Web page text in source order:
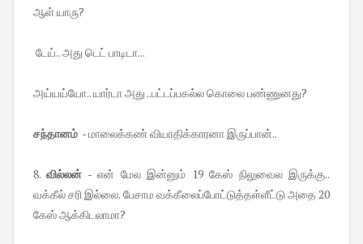
ஆள் யாரு?
டேய்.. அது டெட் பாடிடா...
அய்யய்யோ.. யார்டா அது ..பட்டப்பகல்ல கொலை பண்ணுனது?
சந்தானம் - மாலைக்கண் வியாதிக்காரனா இருப்பான்..
8.வில்லன் - என் மேல இன்னும் 19 கேஸ் நிலுவைல இருக்கு..
வக்கீல் சரி இல்லை. பேசாம வக்கீலைப்போட்டுத்தள்ளீட்டு அதை 20
கேஸ் ஆக்கிடலாமா?